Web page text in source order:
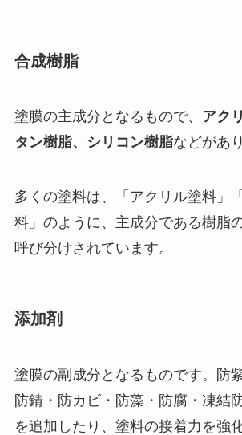
合成樹脂
塗膜の主成分となるもので、 アク
タン樹脂、シリコン樹脂などがあ
多くの塗料は、「アクリル塗料」
料」のように、主成分である樹脂
呼び分けされています。
添加剤
塗膜の副成分となるものです。防
防錆・防カビ・防藻・防腐・凍結
を追加したり、塗料の接着力を強